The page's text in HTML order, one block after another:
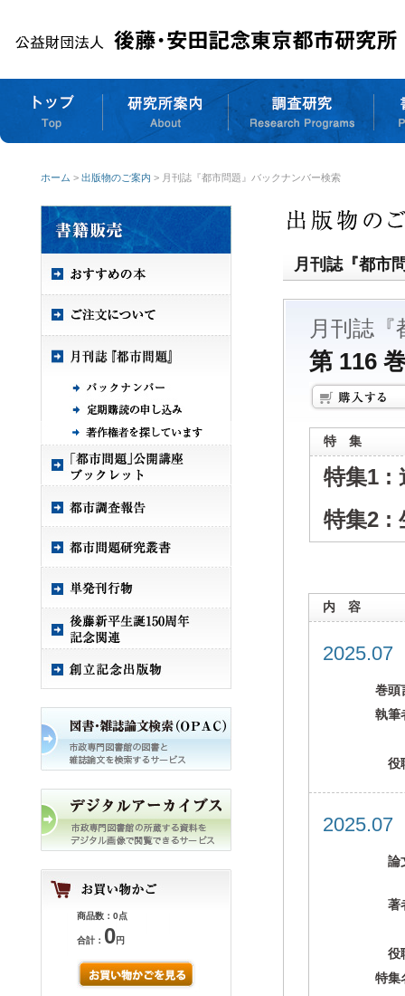
ホーム > 出版物のご案内 > 月刊誌『都市問題』バックナンバー検索
商品数：0点
合計： 0円
月刊誌『都市
月刊誌『
第 116
特 集
特集1 :
特集2 :
内 容
巻頭
執筆
役
論
著
役
特集